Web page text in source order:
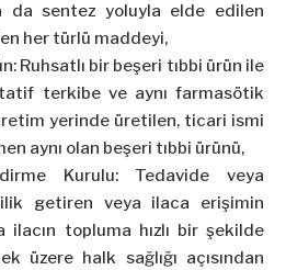
da sentez yoluyla elde edilen
her türlü maddeyi,
Ruhsatlı bir beşeri tıbbi ürün ile
terkibe ve aynı farmasötik
yerinde üretilen, ticari ismi
aynı olan beşeri tıbbi ürünü,
Kurulu: Tedavide veya
getiren veya ilaca erişimin
ilacın topluma hızlı bir şekilde
üzere halk sağlığı açısından